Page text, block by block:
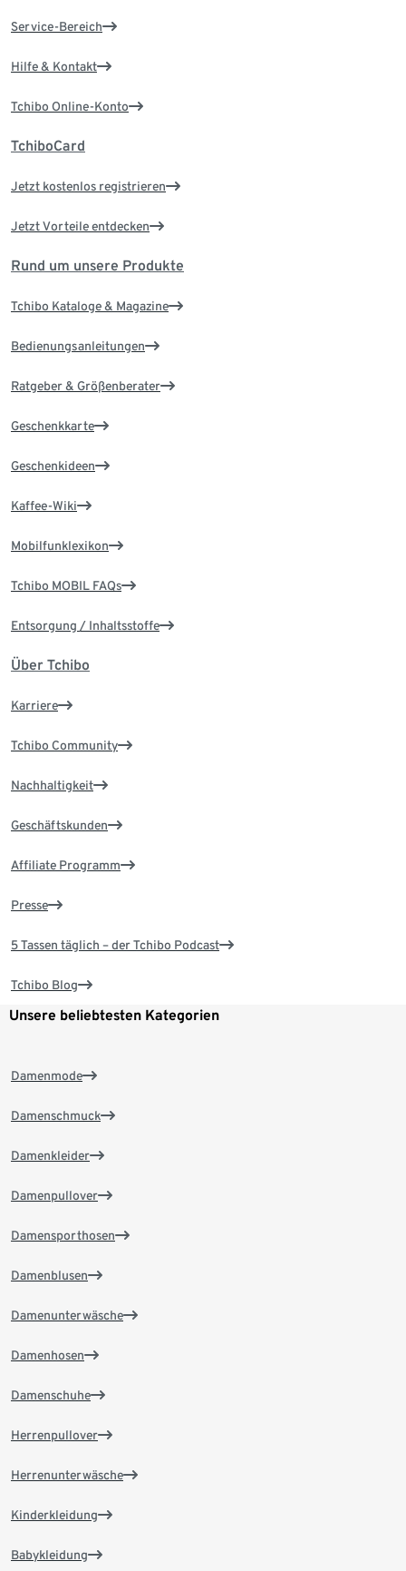
Service-Bereich
Hilfe & Kontakt
Tchibo Online-Konto
TchiboCard
Jetzt kostenlos registrieren
Jetzt Vorteile entdecken
Rund um unsere Produkte
Tchibo Kataloge & Magazine
Bedienungsanleitungen
Ratgeber & Größenberater
Geschenkkarte
Geschenkideen
Kaffee-Wiki
Mobilfunklexikon
Tchibo MOBIL FAQs
Entsorgung / Inhaltsstoffe
Über Tchibo
Karriere
Tchibo Community
Nachhaltigkeit
Geschäftskunden
Affiliate Programm
Presse
5 Tassen täglich – der Tchibo Podcast
Tchibo Blog
Unsere beliebtesten Kategorien
Damenmode
Damenschmuck
Damenkleider
Damenpullover
Damensporthosen
Damenblusen
Damenunterwäsche
Damenhosen
Damenschuhe
Herrenpullover
Herrenunterwäsche
Kinderkleidung
Babykleidung